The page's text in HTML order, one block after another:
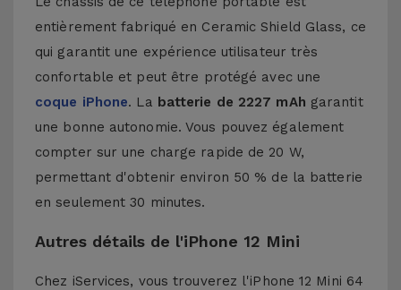
entièrement fabriqué en Ceramic Shield Glass, ce
qui garantit une expérience utilisateur très
confortable et peut être protégé avec une
coque iPhone. La batterie de 2227 mAh garantit
une bonne autonomie. Vous pouvez également
compter sur une charge rapide de 20 W,
permettant d'obtenir environ 50 % de la batterie
en seulement 30 minutes.
Autres détails de l'iPhone 12 Mini
Chez iServices, vous trouverez l'iPhone 12 Mini 64